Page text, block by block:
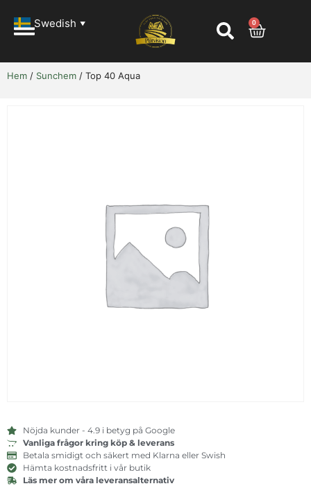
Swedish ▼ 0
Hem / Sunchem / Top 40 Aqua
Nöjda kunder - 4.9 i betyg på Google
Vanliga frågor kring köp & leverans
Betala smidigt och säkert med Klarna eller Swish
Hämta kostnadsfritt i vår butik
Läs mer om våra leveransalternativ